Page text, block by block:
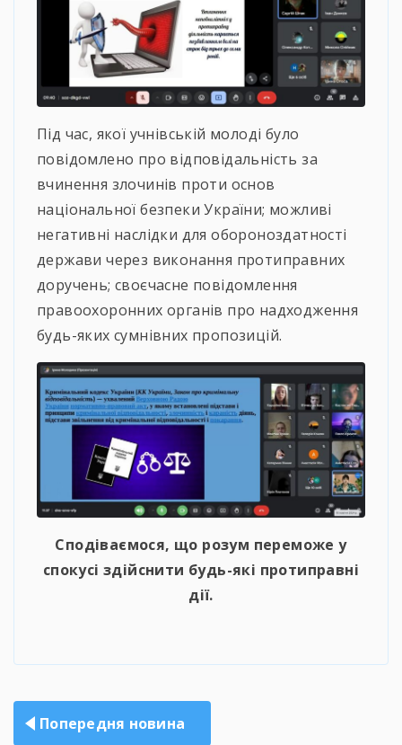
Під час, якої учнівській молоді було
повідомлено про відповідальність за
вчинення злочинів проти основ
національної безпеки України; можливі
негативні наслідки для обороноздатності
держави через виконання протиправних
доручень; своєчасне повідомлення
правоохоронних органів про надходження
будь-яких сумнівних пропозицій.
Сподіваємося, що розум переможе у
спокусі здійснити будь-які протиправні
дії.
Навігація
Попередня новина